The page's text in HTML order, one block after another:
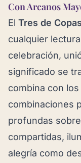
Con Arcanos
El Tres de Copas
cualquier
celebración,
significado se
combina con
combinaciones
profundas
compartidas,
alegría como